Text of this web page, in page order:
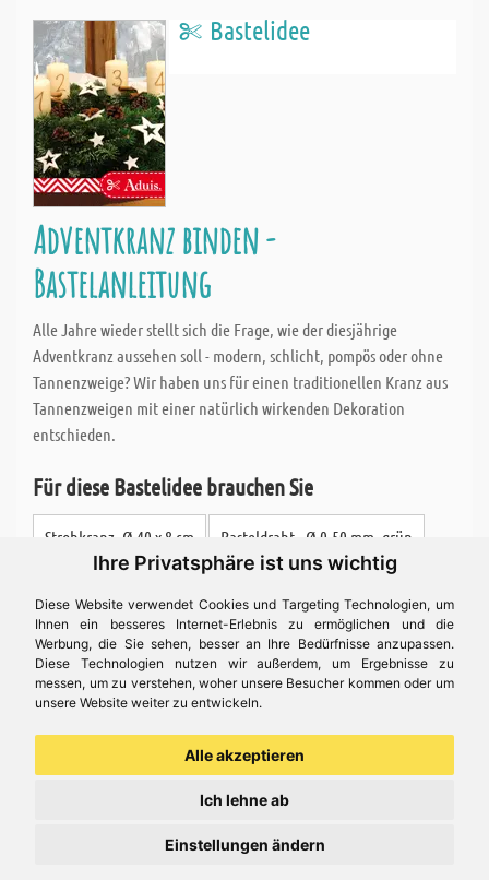
Ihre Privatsphäre ist uns wichtig
Diese Website verwendet Cookies und Targeting Technologien, um
Ihnen ein besseres Internet-Erlebnis zu ermöglichen und die
Werbung, die Sie sehen, besser an Ihre Bedürfnisse anzupassen.
Diese Technologien nutzen wir außerdem, um Ergebnisse zu
messen, um zu verstehen, woher unsere Besucher kommen oder um
unsere Website weiter zu entwickeln.
Alle akzeptieren
Ich lehne ab
Einstellungen ändern
Bastelidee
Adventkranz binden -
Bastelanleitung
Alle Jahre wieder stellt sich die Frage, wie der diesjährige
Adventkranz aussehen soll - modern, schlicht, pompös oder ohne
Tannenzweige? Wir haben uns für einen traditionellen Kranz aus
Tannenzweigen mit einer natürlich wirkenden Dekoration
entschieden.
Für diese Bastelidee brauchen Sie
Strohkranz, Ø 40 x 8 cm Basteldraht - Ø 0,50 mm, grün
Preis ( 11,95 € )
Bastelidee